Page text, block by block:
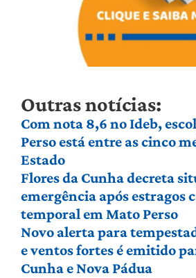
Outras notícias:
Com nota 8,6 no Ideb,
Perso está entre as cinco
Estado
Flores da Cunha decreta
emergência após estragos
temporal em Mato Perso
Novo alerta para
e ventos fortes é emitido
Cunha e Nova Pádua